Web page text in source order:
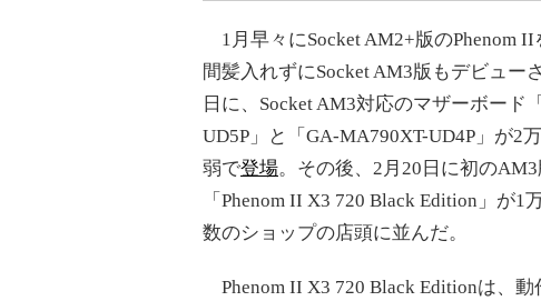
1月早々にSocket AM2+版のPhenom II
間髪入れずにSocket AM3版もデビュー
日に、Socket AM3対応のマザーボード
UD5P」と「GA-MA790XT-UD4P」が2
弱で登場。その後、2月20日に初のAM3
「Phenom II X3 720 Black Edition」が1
数のショップの店頭に並んだ。
Phenom II X3 720 Black Editionは、